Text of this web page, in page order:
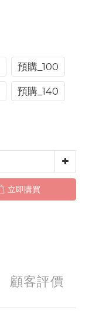
預購_100
預購_140
立即購買
顧客評價